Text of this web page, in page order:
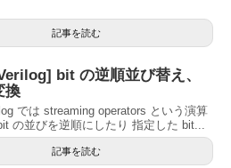
記事を読む
bit の逆順並び替え、
換
では streaming operators という演算
の並びを逆順にしたり 指定した bit...
記事を読む